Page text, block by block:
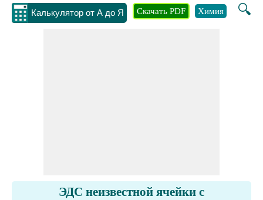
Калькулятор от А до Я 🔍
Скачать PDF Химия
ЭДС неизвестной ячейки с